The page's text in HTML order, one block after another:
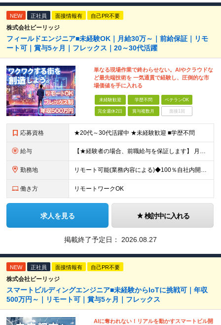
NEW 正社員 面接情報有 自己PR不要
株式会社ビーリッジ
フィールドエンジニア■未経験OK｜月給30万～｜前給保証｜リモ
ート可｜賞与5ヶ月｜フレックス｜20～30代活躍
単なる現場作業で終わらせない。AIやクラウドな
ど最先端技術を 一気通貫で経験し、圧倒的な市
場価値を手に入れる
未経験歓迎 学歴不問 ベテランOK
完全週休2日 賞与複数月 面接1回
応募資格 ★20代～30代活躍中 ★未経験歓迎 ■学歴不問
給与 【★経験者の場合、前職給与を保証します】 月給30万円以上＋賞与年2回（※5ヶ月分支給実績あり） ※上記は最低保証額です。 ご経験やスキルに応じて当社規定内で決定します ※試用期間3ヶ月間あり・労
勤務地 リモート可能(業務内容による)◆100％自社内開発 所在地：神奈川県横浜市港北区新横浜3-8-11 メットライフ新横浜ビル10F (変更の範囲)上記を除く当社関連勤務地 ※機器の導入立会いのため出
働き方 リモートワークOK
求人を見る 検討中に入れる
掲載終了予定日： 2026.08.27
NEW 正社員 面接情報有 自己PR不要
株式会社ビーリッジ
スマートビルディングエンジニア■未経験からIoTに挑戦可｜年収
500万円～｜リモート可｜賞与5ヶ月｜フレックス
AIに奪われない！リアルを動かすスマートビル開